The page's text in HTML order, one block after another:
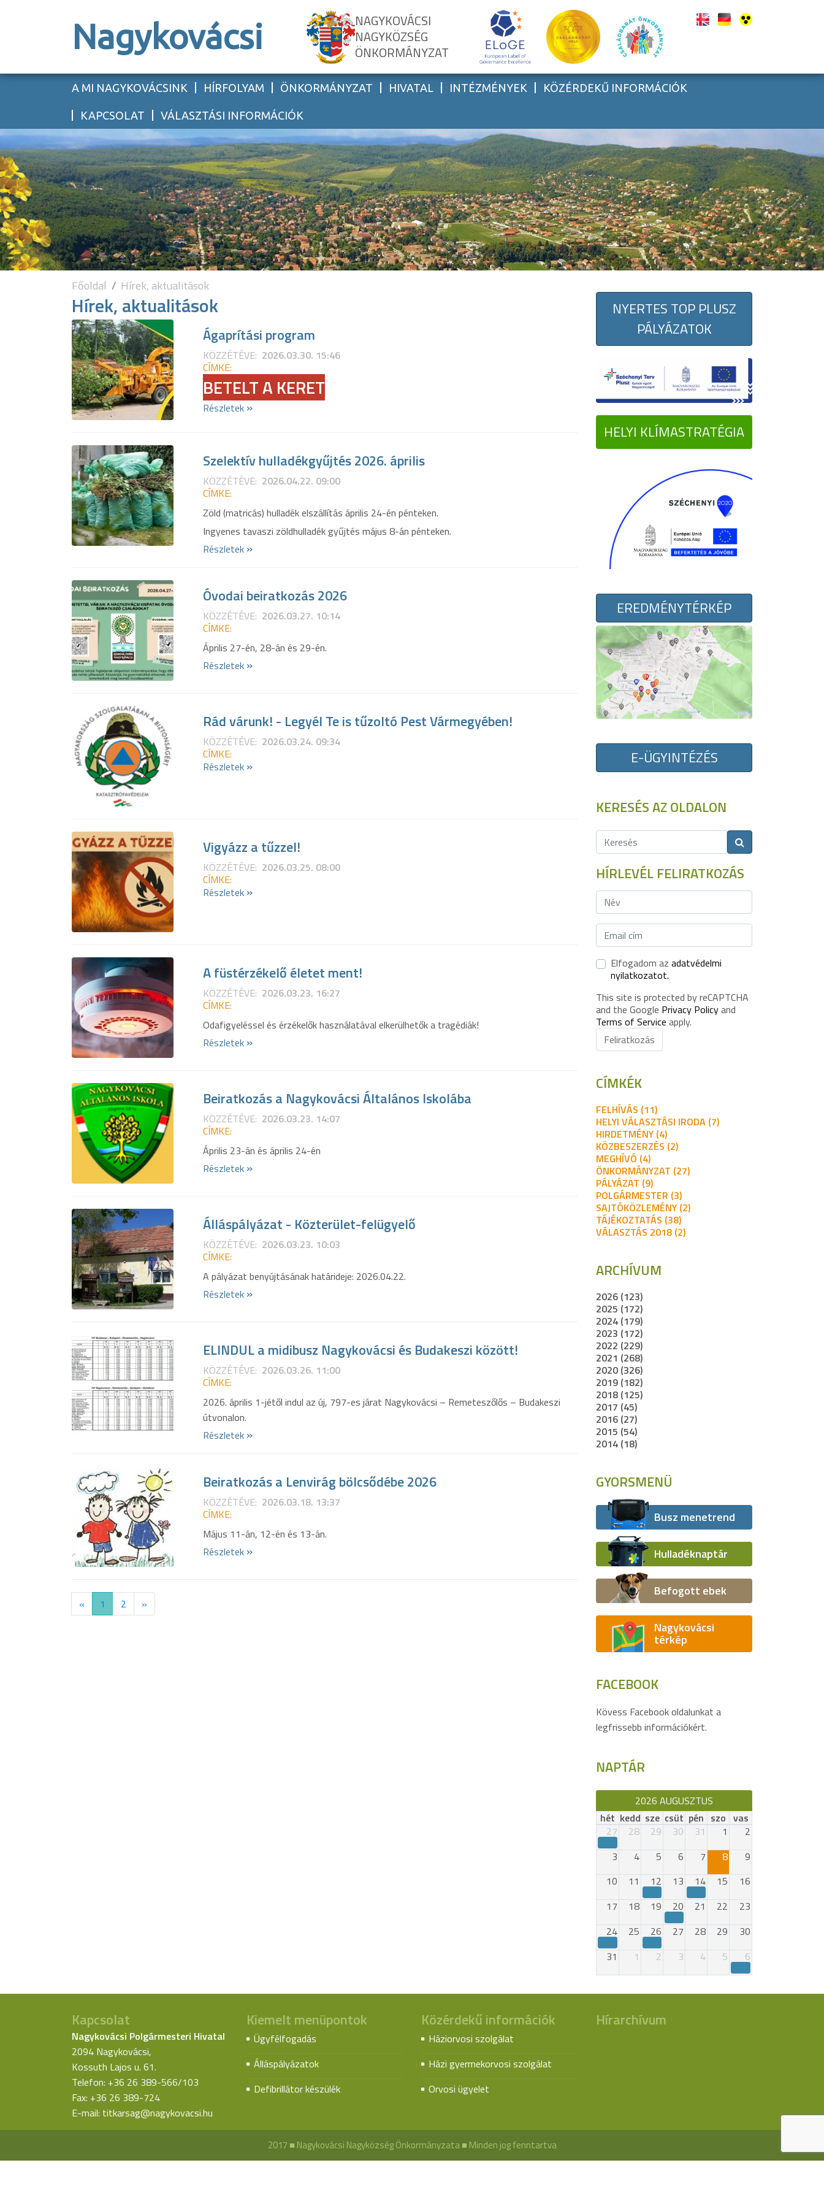
Nagykovácsi
NAGYKOVÁCSI
NAGYKÖZSÉG
ÖNKORMÁNYZAT
A MI NAGYKOVÁCSINK HÍRFOLYAM ÖNKORMÁNYZAT HIVATAL INTÉZMÉNYEK KÖZÉRDEKŰ INFORMÁCIÓK
KAPCSOLAT VÁLASZTÁSI INFORMÁCIÓK
Főoldal Hírek, aktualitások
Hírek, aktualitások
Ágaprítási program
KÖZZÉTÉVE: 2026.03.30. 15:46
CÍMKE:
BETELT A KERET
Részletek»
Szelektív hulladékgyűjtés 2026. április
KÖZZÉTÉVE: 2026.04.22. 09:00
CÍMKE:
Zöld (matricás) hulladék elszállítás április 24-én pénteken.
Ingyenes tavaszi zöldhulladék gyűjtés május 8-án pénteken.
Részletek »
Óvodai beiratkozás 2026
KÖZZÉTÉVE: 2026.03.27. 10:14
CÍMKE:
Április 27-én, 28-án és 29-én.
Részletek »
Rád várunk! - Legyél Te is tűzoltó Pest Vármegyében!
KÖZZÉTÉVE: 2026.03.24. 09:34
CÍMKE:
Részletek »
Vigyázz a tűzzel!
KÖZZÉTÉVE: 2026.03.25. 08:00
CÍMKE:
Részletek »
A füstérzékelő életet ment!
KÖZZÉTÉVE: 2026.03.23. 16:27
CÍMKE:
Odafigyeléssel és érzékelők használatával elkerülhetők a tragédiák!
Részletek »
Beiratkozás a Nagykovácsi Általános Iskolába
KÖZZÉTÉVE: 2026.03.23. 14:07
CÍMKE:
Április 23-án és április 24-én
Részletek »
Álláspályázat - Közterület-felügyelő
KÖZZÉTÉVE: 2026.03.23. 10:03
CÍMKE:
A pályázat benyújtásának határideje: 2026.04.22.
Részletek »
ELINDUL a midibusz Nagykovácsi és Budakeszi között!
KÖZZÉTÉVE: 2026.03.26. 11:00
CÍMKE:
2026. április 1-jétől indul az új, 797-es járat Nagykovácsi – Remeteszőlős – Budakeszi
útvonalon.
Részletek »
Beiratkozás a Lenvirág bölcsődébe 2026
KÖZZÉTÉVE: 2026.03.18. 13:37
CÍMKE:
Május 11-án, 12-én és 13-án.
Részletek »
« 1 2 »
NYERTES TOP PLUSZ
PÁLYÁZATOK
HELYI KLÍMASTRATÉGIA
EREDMÉNYTÉRKÉP
E-ÜGYINTÉZÉS
KERESÉS AZ OLDALON
HÍRLEVÉL FELIRATKOZÁS
Elfogadom az adatvédelmi
nyilatkozatot.
This site is protected by reCAPTCHA
and the Google Privacy Policyand
Terms of Service apply.
Feliratkozás
CÍMKÉK
FELHÍVÁS (11)
HELYI VÁLASZTÁSI IRODA (7)
HIRDETMÉNY (4)
KÖZBESZERZÉS (2)
MEGHÍVÓ (4)
ÖNKORMÁNYZAT (27)
PÁLYÁZAT (9)
POLGÁRMESTER (3)
SAJTÓKÖZLEMÉNY (2)
TÁJÉKOZTATÁS (38)
VÁLASZTÁS 2018 (2)
ARCHÍVUM
2026 (123)
2025 (172)
2024 (179)
2023 (172)
2022 (229)
2021 (268)
2020 (326)
2019 (182)
2018 (125)
2017 (45)
2016 (27)
2015 (54)
2014 (18)
GYORSMENÜ
Busz menetrend
Hulladéknaptár
Befogott ebek
Nagykovácsi
térkép
FACEBOOK
Kövess Facebook oldalunkat a
legfrissebb információkért.
NAPTÁR
2026 AUGUSZTUS
hét kedd sze csüt pén szo vas
27
28 29 30 31 1
2
3
4 5 6 7 8
9
10
11 12 13 14 15
16
17
18 19 20 21 22
23
24
25 26 27 28 29
30
31
1 2 3 4 5 6
Kapcsolat
Nagykovácsi Polgármesteri Hivatal
2094 Nagykovácsi,
Kossuth Lajos u. 61.
Telefon: +36 26 389-566/103
Fax: +36 26 389-724
E-mail: titkarsag@nagykovacsi.hu
Kiemelt menüpontok
Ügyfélfogadás
Álláspályázatok
Defibrillátor készülék
Közérdekű információk
Háziorvosi szolgálat
Házi gyermekorvosi szolgálat
Orvosi ügyelet
Hírarchívum
2017 ■ Nagykovácsi Nagyközség Önkormányzata ■ Minden jog fenntartva